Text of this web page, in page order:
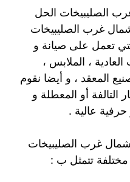
الصليبيخات الحل
غرب الصليبيخات
تعمل على صيانة و
، الملابس ،
المعقد ، و أيضا نقوم
أو المعطلة و
عالية .
غرب الصليبيخات
تتمثل ب :